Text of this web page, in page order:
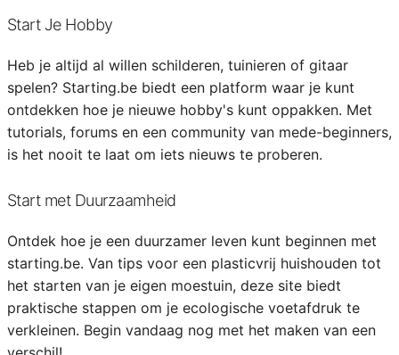
Start Je Hobby
Heb je altijd al willen schilderen, tuinieren of gitaar
spelen? Starting.be biedt een platform waar je kunt
ontdekken hoe je nieuwe hobby's kunt oppakken. Met
tutorials, forums en een community van mede-beginners,
is het nooit te laat om iets nieuws te proberen.
Start met Duurzaamheid
Ontdek hoe je een duurzamer leven kunt beginnen met
starting.be. Van tips voor een plasticvrij huishouden tot
het starten van je eigen moestuin, deze site biedt
praktische stappen om je ecologische voetafdruk te
verkleinen. Begin vandaag nog met het maken van een